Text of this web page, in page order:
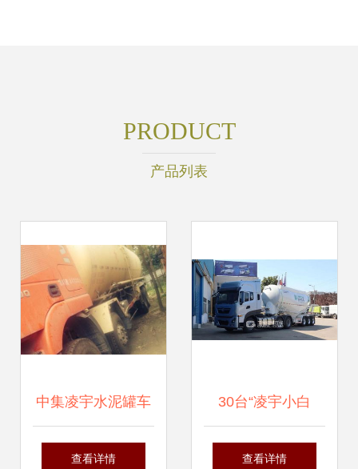
PRODUCT
产品列表
中集凌宇水泥罐车
二手市场分析 成都
查看详情
30台“凌宇小白
罐”挺进西南，背后
查看详情